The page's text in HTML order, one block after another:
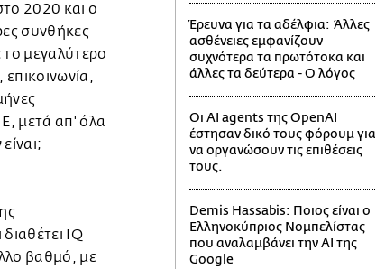
2020 και ο
συνθήκες
μεγαλύτερο
μετά απ' όλα
IQ
βαθμό, με
Έρευνα για τα αδέλφια: Άλλες
ασθένειες εμφανίζουν
συχνότερα τα πρωτότοκα και
άλλες τα δεύτερα - Ο λόγος
Οι AI agents της OpenAI
έστησαν δικό τους φόρουμ για
να οργανώσουν τις επιθέσεις
τους.
Demis Hassabis: Ποιος είναι ο
Ελληνοκύπριος Νομπελίστας
που αναλαμβάνει την AI της
Google